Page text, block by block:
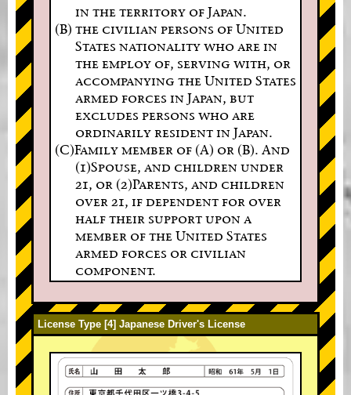
in the territory of Japan.
(B) the civilian persons of United
States nationality who are in
the employ of, serving with, or
accompanying the United States
armed forces in Japan, but
excludes persons who are
ordinarily resident in Japan.
(C)Family member of (A) or (B). And
(1)Spouse, and children under
21, or (2)Parents, and children
over 21, if dependent for over
half their support upon a
member of the United States
armed forces or civilian
component.
License Type [4] Japanese Driver's License